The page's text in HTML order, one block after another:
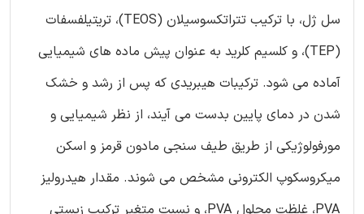
سل ژل، با ترکیب تتراتکسوسیلان (TEOS)، تریتیلفسفات
(TEP)، و کلسیم کلرید به عنوان پیش ماده های شیمیایی
آماده می شود. ترکیبات هیبریدی که پس از رشد و خشک
شدن در دمای پایین بدست می آیند، از نظر شیمیایی و
مورفولوژیکی از طریق طیف سنجی مادون قرمز و اسکن
میکروسکوپ الکترونی مشخص می شوند. مقدار هیدرولیز